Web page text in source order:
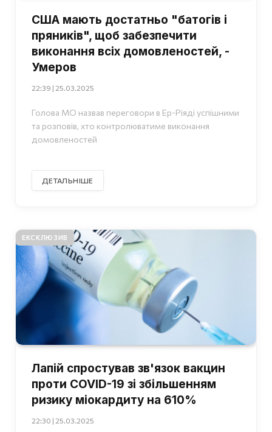
США мають достатньо "батогів і
пряників", щоб забезпечити
виконання всіх домовленостей, -
Умеров
22:39 | 25.03.2025
Голова МО назвав переговори в Ер-Ріяді успішними
та розповів, хто контролюватиме виконання
домовленостей
ДЕТАЛЬНІШЕ
ЕКСКЛЮЗИВ
Лапій спростував зв'язок вакцин
проти COVID-19 зі збільшенням
ризику міокардиту на 610%
22:30 | 25.03.2025